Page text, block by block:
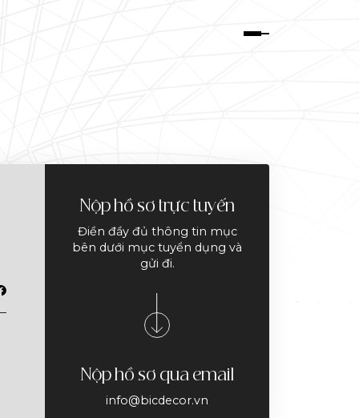
Nộp hồ sơ trực tuyến
Điền đầy đủ thông tin mục
bên dưới mục tuyển dụng và
gửi đi.
Nộp hồ sơ qua email
info@bicdecor.vn